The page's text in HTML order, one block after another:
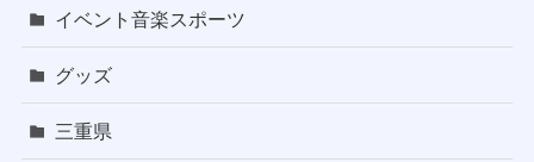
イベント音楽スポーツ
グッズ
三重県